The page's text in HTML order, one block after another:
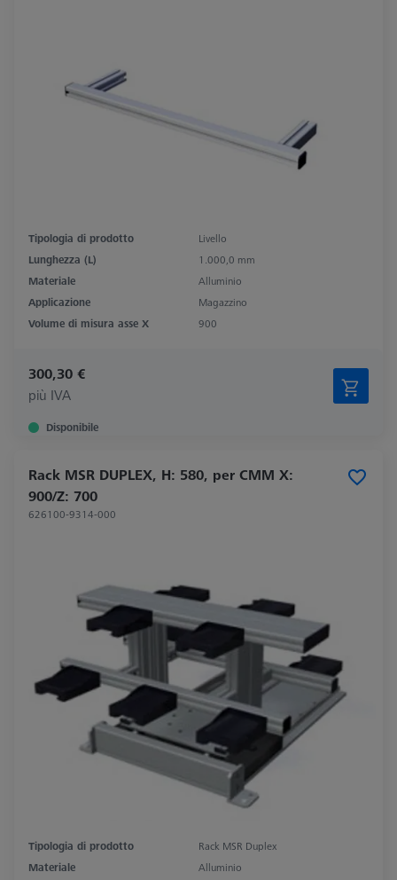
Tipologia di prodotto
Livello
Lunghezza (L)
1.000,0 mm
Materiale
Alluminio
Applicazione
Magazzino
Volume di misura asse X
900
300,30 €
più IVA
Disponibile
Rack MSR DUPLEX, H: 580, per CMM X:
900/Z: 700
626100-9314-000
Tipologia di prodotto
Rack MSR Duplex
Materiale
Alluminio